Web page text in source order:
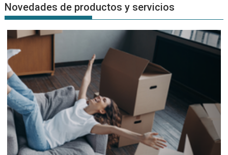
Novedades de productos y servicios